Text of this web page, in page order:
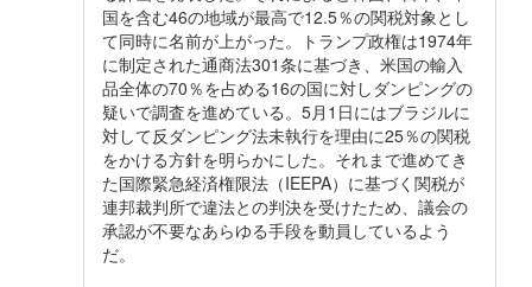
国を含む46の地域が最高で12.5％の関税対象とし
て同時に名前が上がった。トランプ政権は1974年
に制定された通商法301条に基づき、米国の輸入
品全体の70％を占める16の国に対しダンピングの
疑いで調査を進めている。5月1日にはブラジルに
対して反ダンピング法未執行を理由に25％の関税
をかける方針を明らかにした。それまで進めてき
た国際緊急経済権限法（IEEPA）に基づく関税が
連邦裁判所で違法との判決を受けたため、議会の
承認が不要なあらゆる手段を動員しているよう
だ。